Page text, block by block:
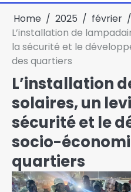
Home 2025 février
L’installation de
la sécurité et le
des quartiers
L’installation
solaires, un
sécurité et le
socio-
quartiers